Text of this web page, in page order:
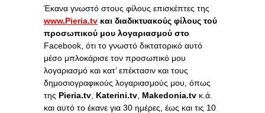
Έκανα γνωστό στους φίλους επισκέπτες της
www.Pieria.tv και διαδικτυακούς φίλους τού
προσωπικού μου λογαριασμού στο
Facebοοk, ότι το γνωστό δικτατορικό αυτό
μέσο μπλοκάρισε τον προσωπικό μου
λογαριασμό και κατ’ επέκτασιν και τους
δημοσιογραφικούς λογαριασμούς μου, όπως
της Pieria.tv Katerini.tv Makedonia.tv κ.ά.
και αυτό το έκανε για 30 ημέρες, έως και τις 10